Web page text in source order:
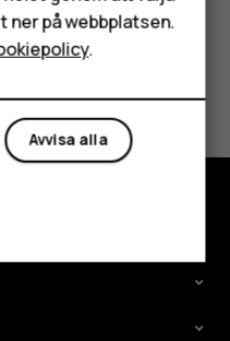
ner på webbplatsen.
.
Avvisa alla